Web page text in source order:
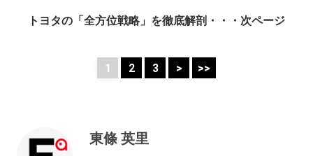
トヨタの「全方位戦略」を徹底解剖・・・次ページ
1 2 3 > >>
東條 英里